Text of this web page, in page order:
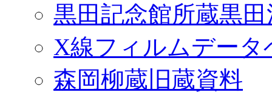
黒田記念館所蔵黒
X線フィルムデータ
森岡柳蔵旧蔵資料